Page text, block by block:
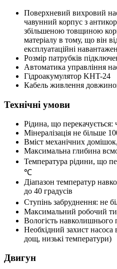
Поверхневий вихровий
чавунний корпус з
збільшеною товщиною
матеріалу в тому, що він
експлуатаційні
Розмір патрубків
Автоматика управління
Гідроакумулятор KHT-24
Кабель живлення
Технічні умови
Рідина, що перекачується:
Мінералізація не більше
Вміст механічних
Максимальна глибина
Температура рідини, що
℃
Діапазон температур
до 40 градусів
Ступінь забруднення: не
Максимальний робочий
Вологість навколишнього
Необхідний захист насоса
дощ, низькі температури)
Двигун